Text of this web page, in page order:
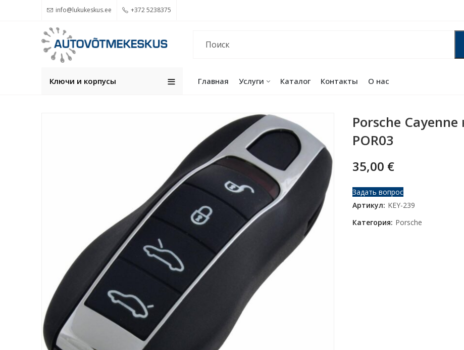
info@lukukeskus.ee +372 5238375
Ключи и корпуcы Главная Услуги Каталог Контакты О нас
Porsche
POR03
35,00 €
Задать вопрос
Артикул: KEY-239
Категория: Porsche